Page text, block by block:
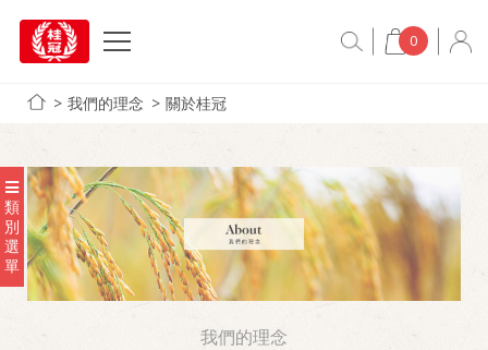
0
我們的理念 關於桂冠
類
別
選
單
我們的理念